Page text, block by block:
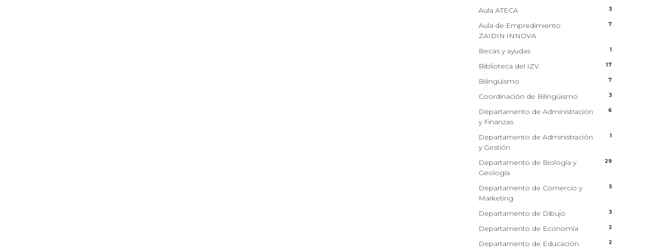
Aula ATECA 3
Aula de Empredimiento
ZAIDIN·INNOVA
7
Becas y ayudas 1
Biblioteca del IZV 17
Bilingüismo 7
Coordinación de Bilingüismo 3
Departamento de Administración
y Finanzas
6
Departamento de Administración
y Gestión
1
Departamento de Biología y
Geología
29
Departamento de Comercio y
Marketing
5
Departamento de Dibujo 3
Departamento de Economía 2
Departamento de Educación
2